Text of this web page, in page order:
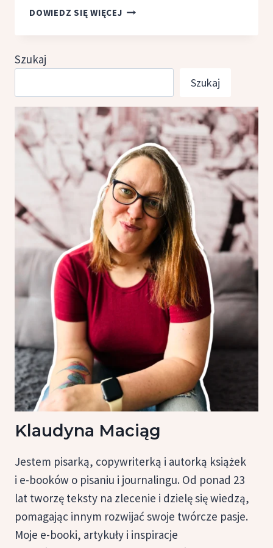
DOWIEDZ SIĘ WIĘCEJODDZIAŁ
SOŁŻENICYN
Szukaj
Szukaj
Klaudyna Maciąg
Jestem pisarką, copywriterką i autorką książek
i e-booków o pisaniu i journalingu. Od ponad 23
lat tworzę teksty na zlecenie i dzielę się wiedzą,
pomagając innym rozwijać swoje twórcze pasje.
Moje e-booki, artykuły i inspiracje